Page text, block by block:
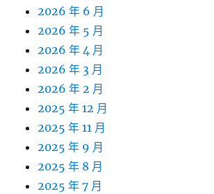
2026 年 6 月
2026 年 5 月
2026 年 4 月
2026 年 3 月
2026 年 2 月
2025 年 12 月
2025 年 11 月
2025 年 9 月
2025 年 8 月
2025 年 7 月